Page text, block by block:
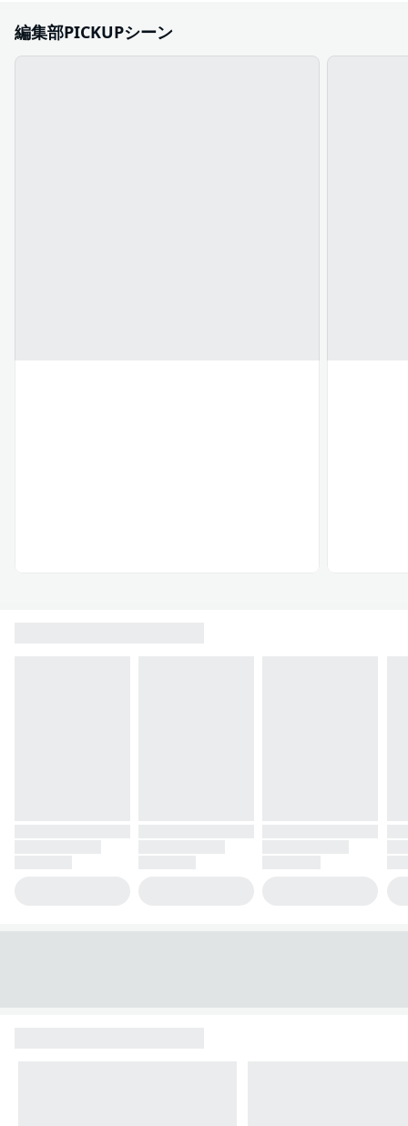
編集部PICKUPシーン